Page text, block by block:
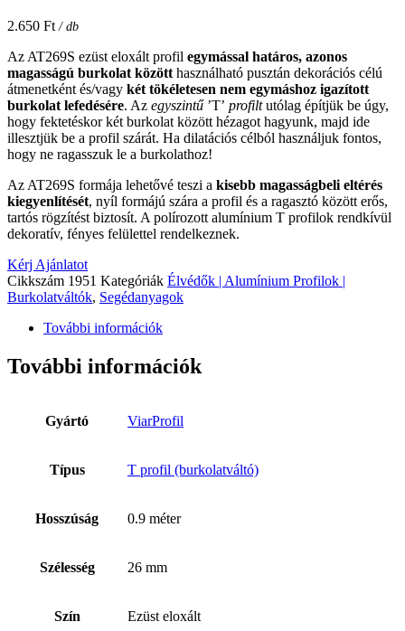
2.650 Ft / db
Az AT269S ezüst eloxált profil egymással határos, azonos
magasságú burkolat között használható pusztán dekorációs célú
átmenetként és/vagy két tökéletesen nem egymáshoz igazított
burkolat lefedésére. Az egyszintű ’T’ profiltutólag építjük be úgy,
hogy fektetéskor két burkolat között hézagot hagyunk, majd ide
illesztjük be a profil szárát. Ha dilatációs célból használjuk fontos,
hogy ne ragasszuk le a burkolathoz!
Az AT269S formája lehetővé teszi a kisebb magasságbeli eltérés
kiegyenlítését, nyíl formájú szára a profil és a ragasztó között erős,
tartós rögzítést biztosít. A polírozott alumínium T profilok rendkívül
dekoratív, fényes felülettel rendelkeznek.
Kérj Ajánlatot
Cikkszám 1951 Kategóriák Élvédők | Alumínium Profilok |
Burkolatváltók, Segédanyagok
További információk
További információk
Gyártó ViarProfil
Típus T profil (burkolatváltó)
Hosszúság 0.9 méter
Szélesség 26 mm
Szín Ezüst eloxált